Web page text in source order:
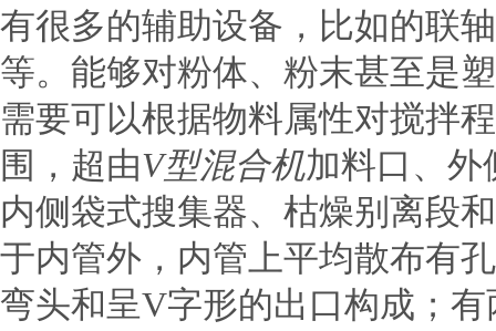
有很多的辅助设备，比如的联
等。能够对粉体、粉末甚至是
需要可以根据物料属性对搅拌
围，超由V型混合机加料口、外
内侧袋式搜集器、枯燥别离段
于内管外，内管上平均散布有
弯头和呈V字形的出口构成；